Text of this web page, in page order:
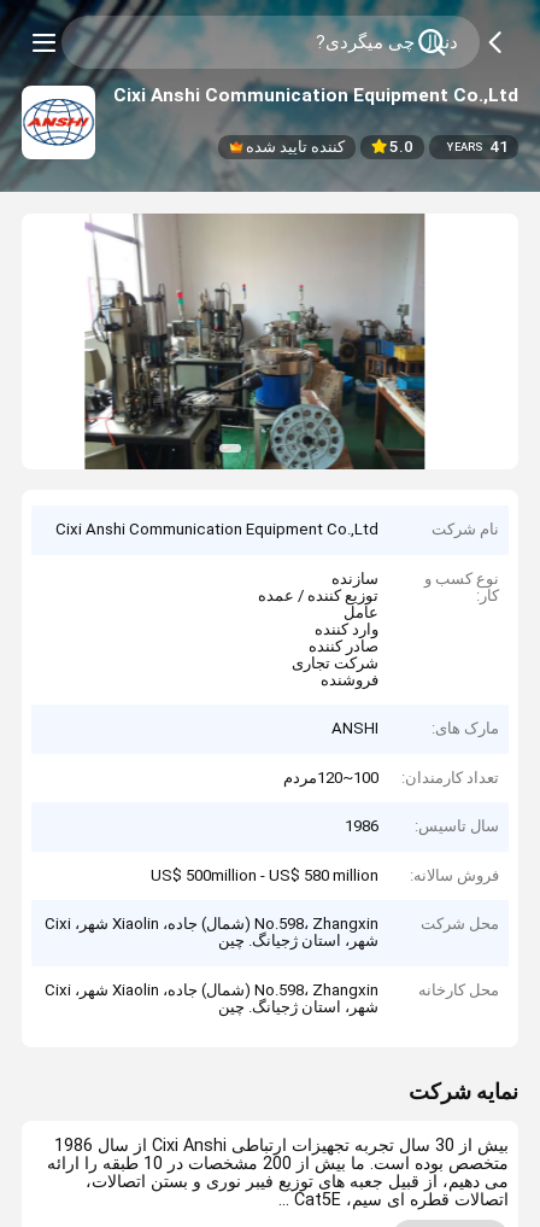
Cixi Anshi Communication Equipment Co.,Ltd
41
YEARS
5.0 کننده تایید شده
نام شرکت Cixi Anshi Communication Equipment Co.,Ltd
نوع کسب و
کار:
سازنده
توزیع کننده / عمده
عامل
وارد کننده
صادر کننده
شرکت تجاری
فروشنده
مارک های: ANSHI
تعداد کارمندان: 100~120مردم
سال تاسیس: 1986
فروش سالانه: US$ 500million - US$ 580 million
محل شرکت
No.598، Zhangxin (شمال) جاده، Xiaolin شهر، Cixi
شهر، استان ژجیانگ. چين
محل کارخانه
No.598، Zhangxin (شمال) جاده، Xiaolin شهر، Cixi
شهر، استان ژجیانگ. چين
نمایه شرکت
بیش از 30 سال تجربه تجهیزات ارتباطی Cixi Anshi از سال 1986
متخصص بوده است. ما بیش از 200 مشخصات در 10 طبقه را ارائه
می دهیم، از قبیل جعبه های توزیع فیبر نوری و بستن اتصالات،
اتصالات قطره ای سیم، Cat5E ...